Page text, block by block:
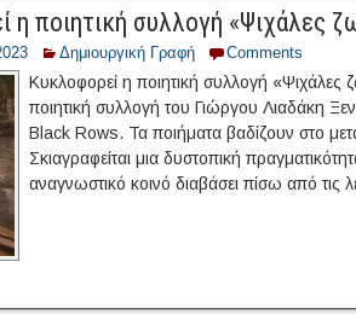
η ποιητική συλλογή «Ψιχάλες
Δημιουργική Γραφή Comments
Κυκλοφορεί η ποιητική συλλογή
ποιητική συλλογή του Γιώργου Λιαδάκη
Black Rows. Τα ποιήματα βαδίζουν στο
Σκιαγραφείται μια δυστοπική
αναγνωστικό κοινό διαβάσει πίσω από τις